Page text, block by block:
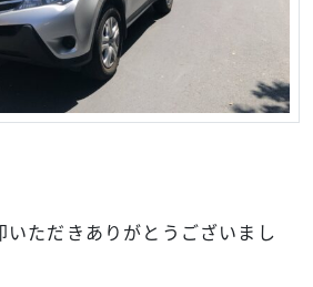
いただきありがとうございまし